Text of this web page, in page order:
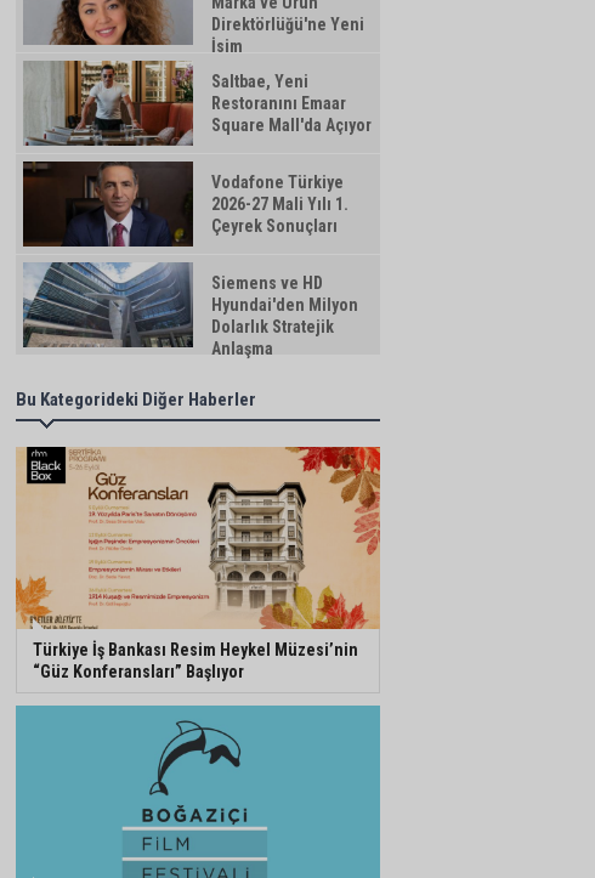
Direktörlüğü'ne Yeni
İsim
Saltbae, Yeni
Restoranını Emaar
Square Mall'da Açıyor
Vodafone Türkiye
2026-27 Mali Yılı 1.
Çeyrek Sonuçları
Siemens ve HD
Hyundai'den Milyon
Dolarlık Stratejik
Anlaşma
Bu Kategorideki Diğer Haberler
Türkiye İş Bankası Resim Heykel Müzesi’nin
“Güz Konferansları” Başlıyor